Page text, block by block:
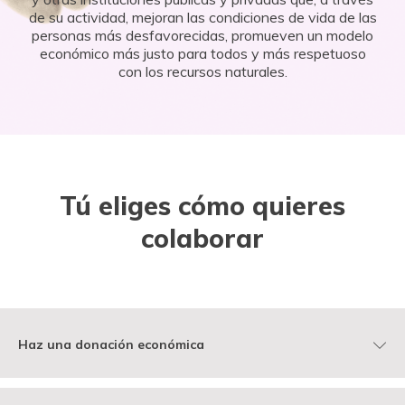
COOPERACIÓN INTERNACIONAL
HAZTE VOLUNTARIO
ENTIDADES SOLIDARIAS
OTRAS FORMAS DE COLABORAR
DONA
de su actividad, mejoran las condiciones de vida de las
personas más desfavorecidas, promueven un modelo
económico más justo para todos y más respetuoso
con los recursos naturales.
Tú eliges cómo quieres
colaborar
Haz una donación económica